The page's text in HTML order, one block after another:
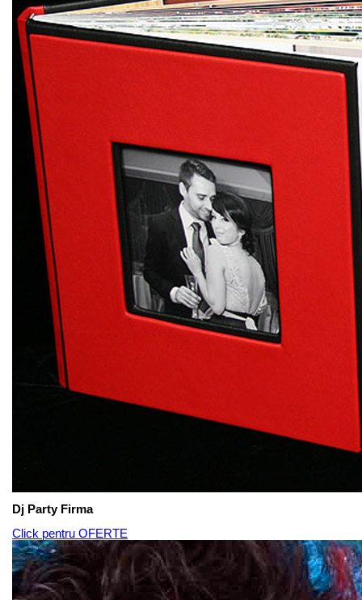
Dj Party Firma
Click pentru OFERTE